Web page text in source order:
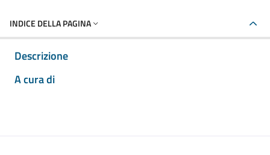
INDICE DELLA PAGINA
Descrizione
A cura di